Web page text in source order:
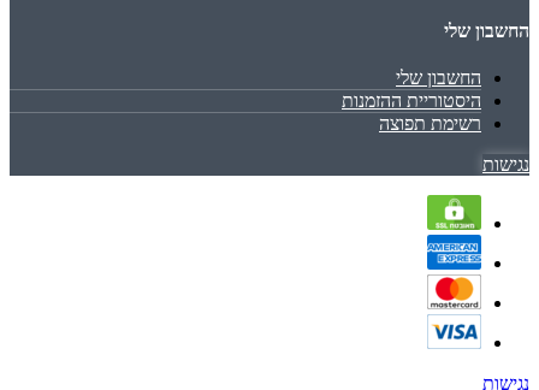
החשבון שלי
החשבון שלי
היסטוריית ההזמנות
רשימת תפוצה
נגישות
נגישות